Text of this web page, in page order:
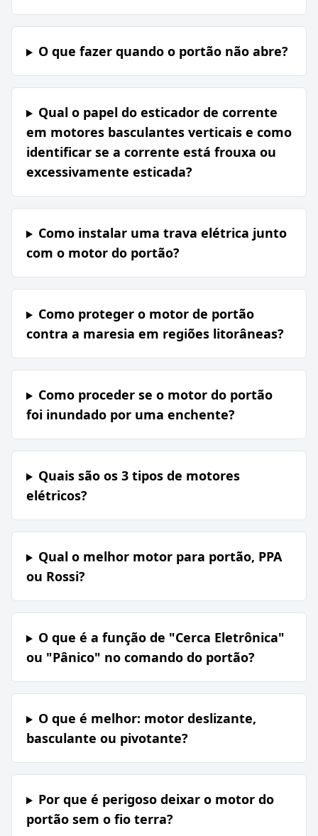
O que fazer quando o portão não abre?
Qual o papel do esticador de corrente
em motores basculantes verticais e como
identificar se a corrente está frouxa ou
excessivamente esticada?
Como instalar uma trava elétrica junto
com o motor do portão?
Como proteger o motor de portão
contra a maresia em regiões litorâneas?
Como proceder se o motor do portão
foi inundado por uma enchente?
Quais são os 3 tipos de motores
elétricos?
Qual o melhor motor para portão, PPA
ou Rossi?
O que é a função de "Cerca Eletrônica"
ou "Pânico" no comando do portão?
O que é melhor: motor deslizante,
basculante ou pivotante?
Por que é perigoso deixar o motor do
portão sem o fio terra?